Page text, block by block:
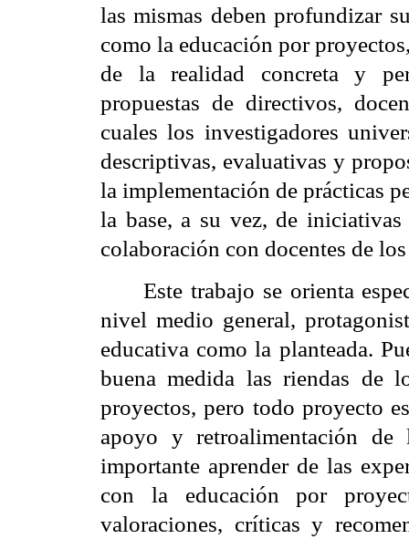
las mismas deben profundizar
como la educación por
de la realidad concreta y
propuestas de directivos,
cuales los investigadores
descriptivas, evaluativas y
la implementación de prácticas
la base, a su vez, de
colaboración con docentes de
Este trabajo se orienta
nivel medio general,
educativa como la planteada.
buena medida las riendas de
proyectos, pero todo proyecto
apoyo y retroalimentación
importante aprender de las
con la educación por
valoraciones, críticas y